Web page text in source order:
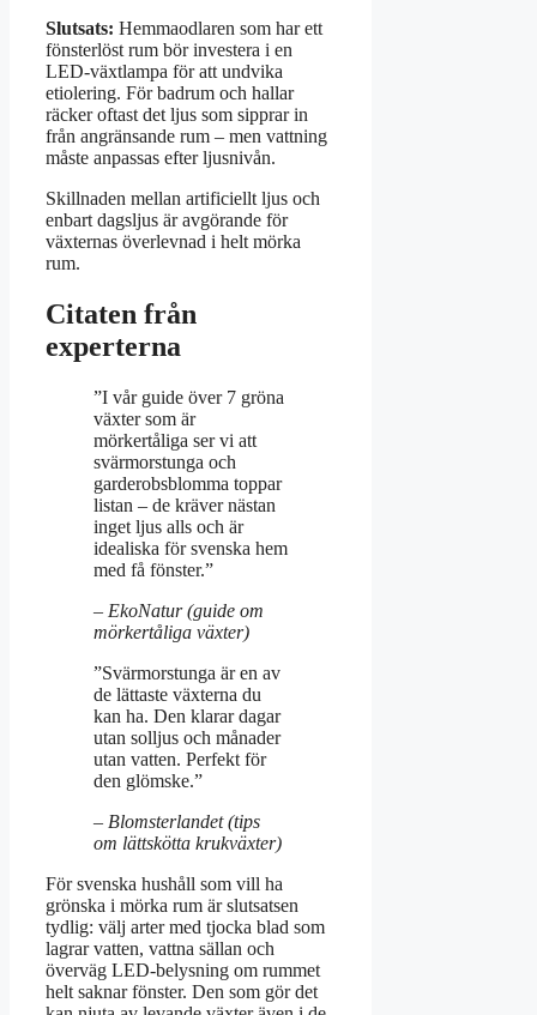
Slutsats: Hemmaodlaren som har ett
fönsterlöst rum bör investera i en
LED-växtlampa för att undvika
etiolering. För badrum och hallar
räcker oftast det ljus som sipprar in
från angränsande rum – men vattning
måste anpassas efter ljusnivån.
Skillnaden mellan artificiellt ljus och
enbart dagsljus är avgörande för
växternas överlevnad i helt mörka
rum.
Citaten från
experterna
”I vår guide över 7 gröna
växter som är
mörkertåliga ser vi att
svärmorstunga och
garderobsblomma toppar
listan – de kräver nästan
inget ljus alls och är
idealiska för svenska hem
med få fönster.”
– EkoNatur (guide om
mörkertåliga växter)
”Svärmorstunga är en av
de lättaste växterna du
kan ha. Den klarar dagar
utan solljus och månader
utan vatten. Perfekt för
den glömske.”
– Blomsterlandet (tips
om lättskötta krukväxter)
För svenska hushåll som vill ha
grönska i mörka rum är slutsatsen
tydlig: välj arter med tjocka blad som
lagrar vatten, vattna sällan och
överväg LED-belysning om rummet
helt saknar fönster. Den som gör det